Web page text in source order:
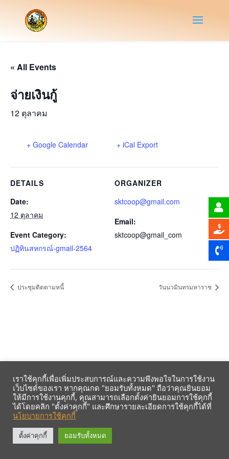
« All Events
จ่ายเงินกู้
12 ตุลาคม
+ Google Calendar + iCal Export
DETAILS
Date:
12 ตุลาคม
Event Category:
ปฏิทินสหกรณ์-gmail-2564
ORGANIZER
sktcoop@gmail.com
Email:
sktcoop@gmail_com
ประชุมติดตามหนี้ วันนวมินทรมหาราช
รับข้อมูลข่าวสารจากสหกรณ์ฯ ผ่าน LINE ก่อนใคร คลิก!
เราใช้คุกกี้เพื่อเพิ่มประสบการณ์และความพึงพอใจในการใช้งาน
เว็บไซต์ของเรา หากคุณกด "ยอมรับทั้งหมด" ถือว่าคุณยินยอม
ให้มีการใช้งานคุกกี้, คุณสามารถเลือกตั้งค่ายินยอมการใช้คุกกี้
ได้โดยคลิก "ตั้งค่าคุกกี้" และศึกษารายละเอียดการใช้คุกกี้ได้ที่
นโยบายการใช้คุกกี้
ตั้งค่าคุกกี้ ยอมรับทั้งหมด